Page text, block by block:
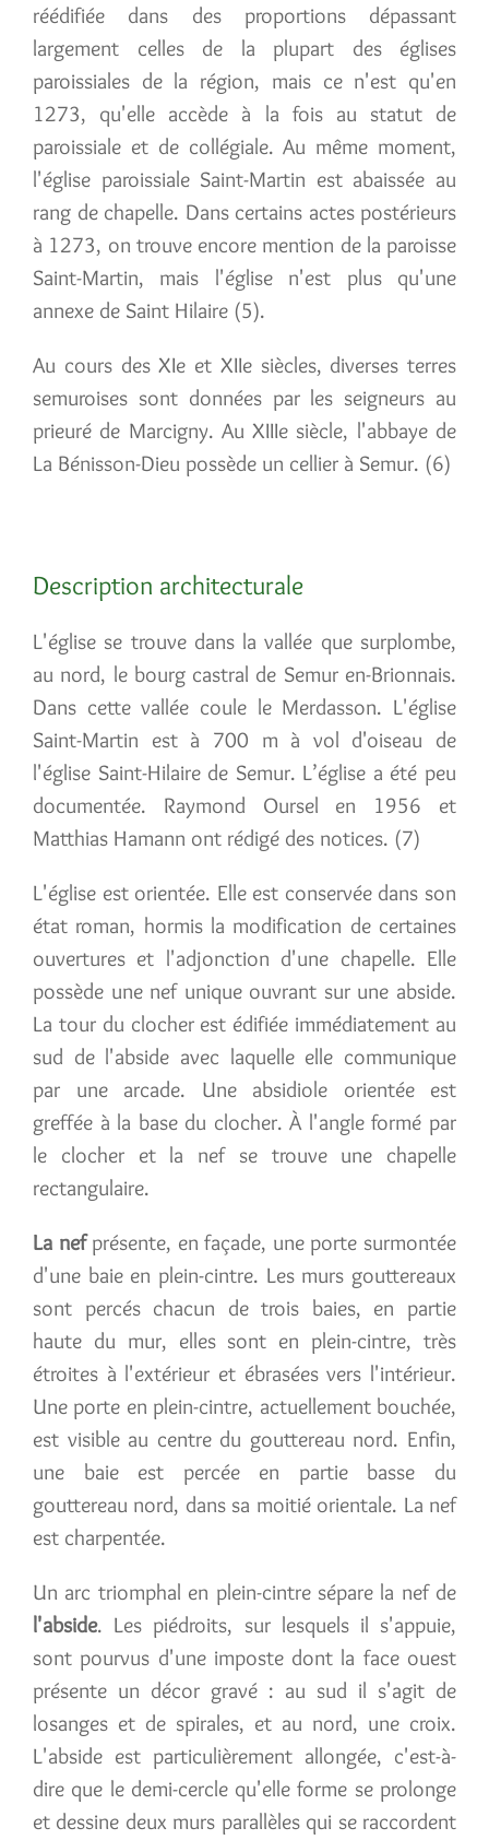
réédifiée dans des proportions dépassant
largement celles de la plupart des églises
paroissiales de la région, mais ce n'est qu'en
1273, qu'elle accède à la fois au statut de
paroissiale et de collégiale. Au même moment,
l'église paroissiale Saint-Martin est abaissée au
rang de chapelle. Dans certains actes postérieurs
à 1273, on trouve encore mention de la paroisse
Saint-Martin, mais l'église n'est plus qu'une
annexe de Saint­ Hilaire (5).
Au cours des XIe et XIIe siècles, diverses terres
semuroises sont données par les seigneurs au
prieuré de Marcigny. Au XIIIe siècle, l'abbaye de
La Bénisson-Dieu possède un cellier à Semur. (6)
Description architecturale
L'église se trouve dans la vallée que surplombe,
au nord, le bourg castral de Semur­ en-Brionnais.
Dans cette vallée coule le Merdasson. L'église
Saint-Martin est à 700 m à vol d'oiseau de
l'église Saint-Hilaire de Semur. L’église a été peu
documentée. Raymond Oursel en 1956 et
Matthias Hamann ont rédigé des notices. (7)
L'église est orientée. Elle est conservée dans son
état roman, hormis la modification de certaines
ouvertures et l'adjonction d'une chapelle. Elle
possède une nef unique ouvrant sur une abside.
La tour du clocher est édifiée immédiatement au
sud de l'abside avec laquelle elle communique
par une arcade. Une absidiole orientée est
greffée à la base du clocher. À l'angle formé par
le clocher et la nef se trouve une chapelle
rectangulaire.
La nefprésente, en façade, une porte surmontée
d'une baie en plein-cintre. Les murs gouttereaux
sont percés chacun de trois baies, en partie
haute du mur, elles sont en plein-cintre, très
étroites à l'extérieur et ébrasées vers l'intérieur.
Une porte en plein-cintre, actuellement bouchée,
est visible au centre du gouttereau nord. Enfin,
une baie est percée en partie basse du
gouttereau nord, dans sa moitié orientale. La nef
est charpentée.
Un arc triomphal en plein-cintre sépare la nef de
l'abside. Les piédroits, sur lesquels il s'appuie,
sont pourvus d'une imposte dont la face ouest
présente un décor gravé : au sud il s'agit de
losanges et de spirales, et au nord, une croix.
L'abside est particulièrement allongée, c'est-à-
dire que le demi-cercle qu'elle forme se prolonge
et dessine deux murs parallèles qui se raccordent